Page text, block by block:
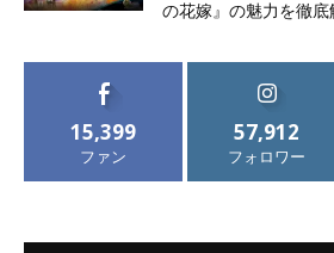
の花嫁』の魅力を徹底
15,399
ファン
57,912
フォロワー